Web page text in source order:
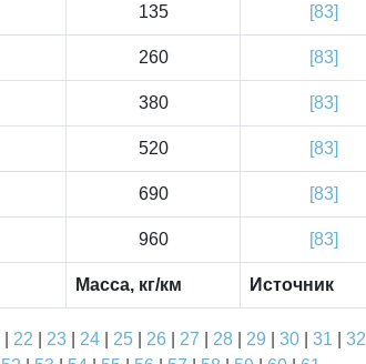
135 [83]
260 [83]
380 [83]
520 [83]
690 [83]
960 [83]
Масса, кг/км Источник
22 23| 24| 25| 26 27 28| 29 30| 31 32